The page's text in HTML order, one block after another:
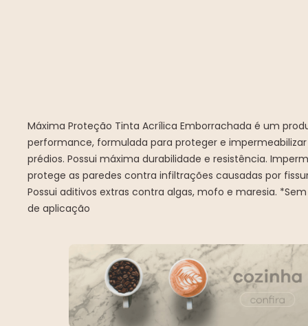
Máxima Proteção Tinta Acrílica Emborrachada é um
performance, formulada para proteger e
prédios. Possui máxima durabilidade e resistência.
protege as paredes contra infiltrações causadas por
Possui aditivos extras contra algas, mofo e maresia.
de aplicação